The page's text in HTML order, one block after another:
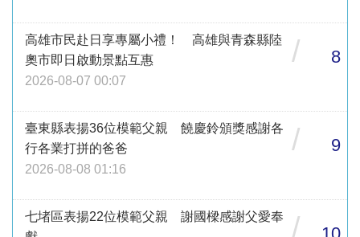
高雄市民赴日享專屬小禮！ 高雄與青森縣陸
奧市即日啟動景點互惠
2026-08-07 00:07
/ 8
臺東縣表揚36位模範父親 饒慶鈴頒獎感謝各
行各業打拼的爸爸
2026-08-08 01:16
/ 9
七堵區表揚22位模範父親 謝國樑感謝父愛奉
/